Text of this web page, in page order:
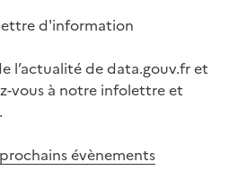
d'information
l’actualité de data.gouv.fr et
vous à notre infolettre et
évènements